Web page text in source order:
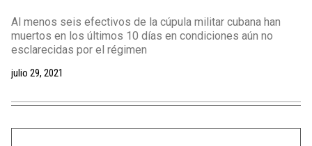
Al menos seis efectivos de la cúpula militar cubana han
muertos en los últimos 10 días en condiciones aún no
esclarecidas por el régimen
julio 29, 2021